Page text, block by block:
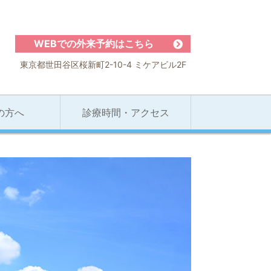
WEBでの外来予約はこちら
東京都世田谷区桜新町2-10-4 ミケアビル2F
方へ 診療時間・アクセス